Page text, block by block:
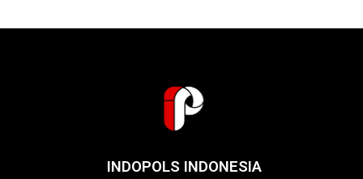
INDOPOLS INDONESIA